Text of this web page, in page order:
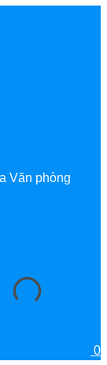
Văn phòng
0